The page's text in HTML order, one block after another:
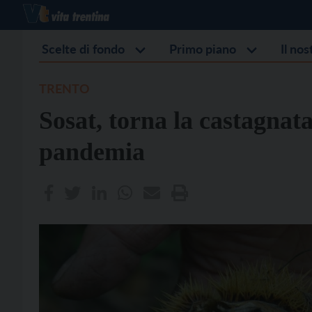
Scelte di fondo Primo piano Il
Sosat, torna la
pandemia